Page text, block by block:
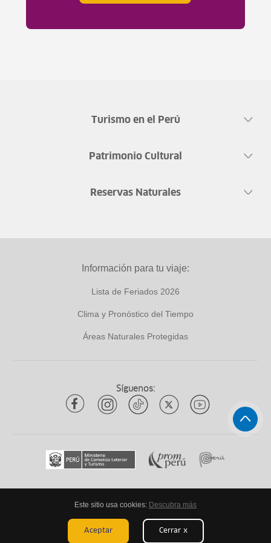
Turismo en el Perú
Patrimonio Cultural
Reservas Naturales
Información para tu viaje:
Lista de Feriados 2026
Clima y Pronóstico del Tiempo
Áreas Naturales Protegidas
Síguenos:
Todos los derechos reservadosytuqueplanes 2026
Este sitio usa cookies: Descubra más
Aceptar Cerrar x